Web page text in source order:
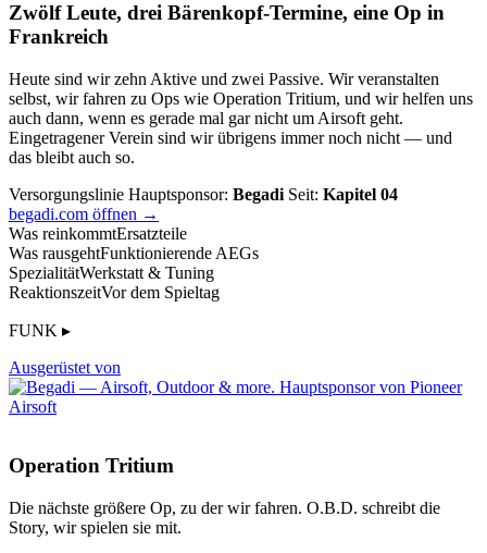
Zwölf Leute, drei Bärenkopf-Termine, eine Op in
Frankreich
Heute sind wir zehn Aktive und zwei Passive. Wir veranstalten
selbst, wir fahren zu Ops wie Operation Tritium, und wir helfen uns
auch dann, wenn es gerade mal gar nicht um Airsoft geht.
Eingetragener Verein sind wir übrigens immer noch nicht — und
das bleibt auch so.
Versorgungslinie Hauptsponsor: Begadi Seit: Kapitel 04
begadi.com öffnen →
Was reinkommtErsatzteile
Was rausgehtFunktionierende AEGs
SpezialitätWerkstatt & Tuning
ReaktionszeitVor dem Spieltag
FUNK ▸
Ausgerüstet von
Operation Tritium
Die nächste größere Op, zu der wir fahren. O.B.D. schreibt die
Story, wir spielen sie mit.